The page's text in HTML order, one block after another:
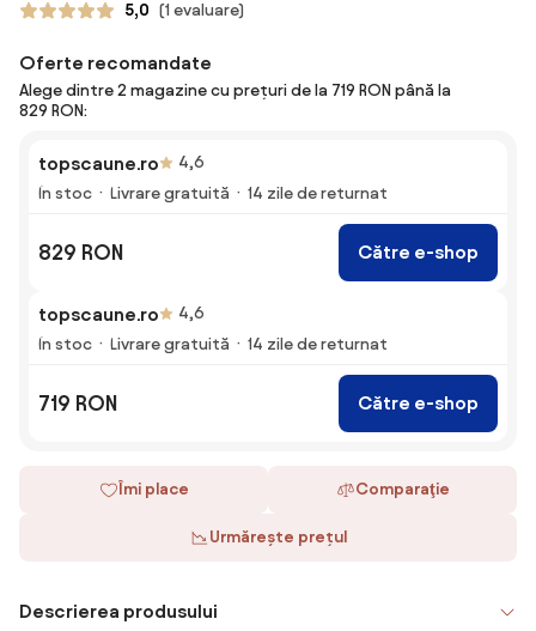
5,0 (1 evaluare)
Oferte recomandate
Alege dintre 2 magazine cu prețuri de la 719 RON până la
829 RON:
topscaune.ro
4,6
În stoc
Livrare gratuită 14 zile de returnat
829 RON Către e-shop
topscaune.ro
4,6
În stoc
Livrare gratuită 14 zile de returnat
719 RON Către e-shop
Îmi place Comparaţie
Urmărește prețul
Descrierea produsului